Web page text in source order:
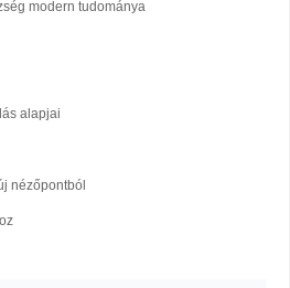
modern tudománya
alapjai
nézőpontból